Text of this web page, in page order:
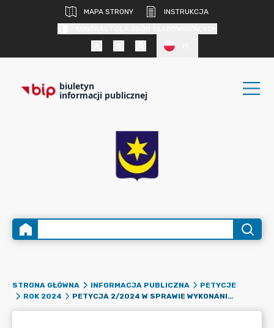
MAPA STRONY
INSTRUKCJA
biuletyn
informacji publicznej
STRONA GŁÓWNA INFORMACJA PUBLICZNA
PETYCJE
ROK 2024
PETYCJA 2/2024 W SPRAWIE WYKONANIA REKONESANSU W OBSZARZE ZWIĄZANYM Z POTRZEBĄ PLANOWANIA I KOORDYNACJI ZADAŃ ZWIĄZANYCH Z PROMOCJĄ GMINY I ZACHĘCANIEM POTENCJALNYCH INWESTORÓW DO INWESTYCJI NA TERENIE GMINY - TAK ABY ZADANIA WŁASNE WYKONYWANE PRZEZ GMINĘ W OBSZARZE ART. 7 UST. 1 PKT. 18 USTAWY O SAMORZĄDZIE GMINNYM - BYŁY WYKONYWANE - ZGODNIE Z SUGESTIAMI NAJWYŻSZEJ IZBY KONTROLI PRZYTOCZONYMI PRZEZ WNIOSKODAWCĘ W POWOŁANYM NA WSTĘPNIE PROTOKOLE POKONTROLNY NIK